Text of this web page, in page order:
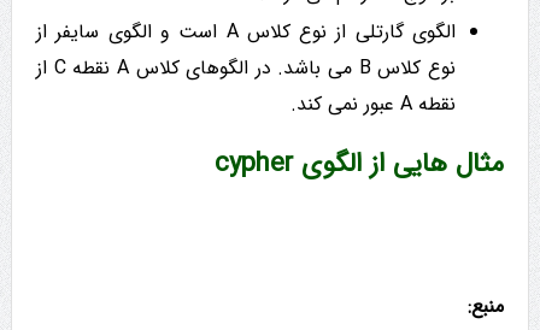
الگوی گارتلی از نوع کلاس A است و الگوی سایفر از
نوع کلاس B می باشد. در الگوهای کلاس A نقطه C از
نقطه A عبور نمی کند.
مثال هایی از الگوی cypher
منبع: